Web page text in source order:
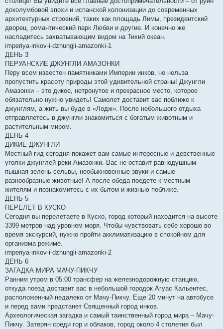
доколумбовой эпохи и испанской колонизации до современных
архитектурных строений, таких как площадь Лимы, президентский
дворец, романтический парк Любви и другие. И конечно же
насладитесь захватывающим видом на Тихий океан.
imperiya-inkov-i-dzhungli-amazonki-1
ДЕНЬ 3
ПЕРУАНСКИЕ ДЖУНГЛИ АМАЗОНКИ
Перу всем известен памятниками Империи инков, но нельза
пропустить красоту природы этой удивительной страны! Джунгли
Амазонки – это дикое, нетронутое и прекрасное место, которое
обязательно нужно увидеть! Самолет доставит вас поближе к
джунглям, а жить вы буде в «Лодж». После небольшого отдыха
отправляетесь в джунгли знакомиться с богатым животным и
растительным миром.
ДЕНЬ 4
ДИКИЕ ДЖУНГЛИ
Местный гид сегодня покажет вам самые интересные и девственные
уголки джунглей реки Амазонки. Вас не оставит равнодушным
пышная зелень сельвы, необыкновенные звуки и самые
разнообразные животные! А после обеда поедете к местным
жителям и познакомитесь с их бытом и жизнью поближе.
ДЕНЬ 5
ПЕРЕЛЕТ В КУСКО
Сегодня вы перелетаете в Куско, город который находится на высоте
3399 метров над уровнем моря. Чтобы чувствовать себе хорошо во
время экскурсий, нужно пройти акклиматизацию в спокойном для
организма режиме.
imperiya-inkov-i-dzhungli-amazonki-2
ДЕНЬ 6
ЗАГАДКА МИРА МАЧУ-ПИКЧУ
Ранним утром в 05:00 трансфер на железнодорожную станцию,
откуда поезд доставит вас в небольшой городок Агуас Кальентес,
расположенный недалеко от Мачу-Пикчу. Еще 20 минут на автобусе
и перед вами предстанет Священный город инков.
Археологическая загадка и самый таинственный город мира – Мачу-
Пикчу. Затерян среди гор и облаков, город около 4 столетия был